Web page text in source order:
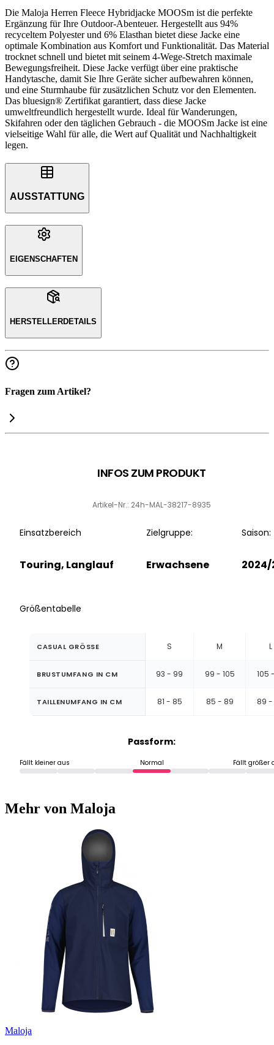
Die Maloja Herren Fleece Hybridjacke MOOSm ist die perfekte
Ergänzung für Ihre Outdoor-Abenteuer. Hergestellt aus 94%
recyceltem Polyester und 6% Elasthan bietet diese Jacke eine
optimale Kombination aus Komfort und Funktionalität. Das Material
trocknet schnell und bietet mit seinem 4-Wege-Stretch maximale
Bewegungsfreiheit. Diese Jacke verfügt über eine praktische
Handytasche, damit Sie Ihre Geräte sicher aufbewahren können,
und eine Sturmhaube für zusätzlichen Schutz vor den Elementen.
Das bluesign® Zertifikat garantiert, dass diese Jacke
umweltfreundlich hergestellt wurde. Ideal für Wanderungen,
Skifahren oder den täglichen Gebrauch - die MOOSm Jacke ist eine
vielseitige Wahl für alle, die Wert auf Qualität und Nachhaltigkeit
legen.
AUSSTATTUNG
EIGENSCHAFTEN
HERSTELLERDETAILS
Fragen zum Artikel?
INFOS ZUM PRODUKT
Artikel-Nr.: 24h-MAL-38217-8935
Einsatzbereich
Touring, Langlauf
Zielgruppe:
Erwachsene
Saison:
2024/
Größentabelle
CASUAL GRÖSSE S M L
BRUSTUMFANG IN CM 93 - 99 99 - 105 105 -
TAILLENUMFANG IN CM 81 - 85 85 - 89 89 -
Passform:
Fällt kleiner aus Normal Fällt größer
Mehr von Maloja
Maloja